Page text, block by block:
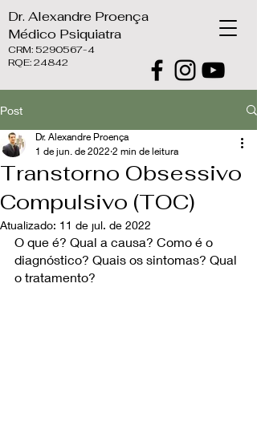
Dr. Alexandre Proença
Médico Psiquiatra
CRM: 5290567-4
RQE: 24842
Post
Transtorno Obsessivo
Compulsivo (TOC)
Dr. Alexandre Proença
1 de jun. de 2022 2 min de leitura
Atualizado: 11 de jul. de 2022
O que é? Qual a causa? Como é o
diagnóstico? Quais os sintomas? Qual
o tratamento?